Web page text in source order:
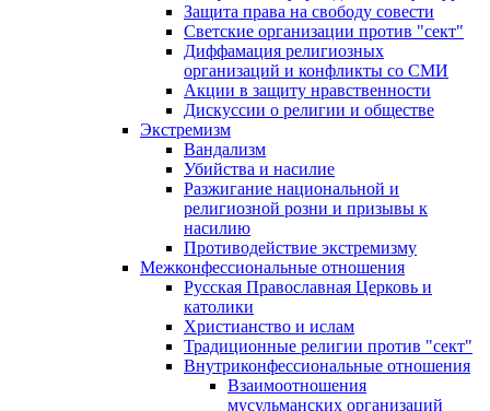
Защита права на свободу совести
Светские организации против "сект"
Диффамация религиозных
организаций и конфликты со СМИ
Акции в защиту нравственности
Дискуссии о религии и обществе
Экстремизм
Вандализм
Убийства и насилие
Разжигание национальной и
религиозной розни и призывы к
насилию
Противодействие экстремизму
Межконфессиональные отношения
Русская Православная Церковь и
католики
Христианство и ислам
Традиционные религии против "сект"
Внутриконфессиональные отношения
Взаимоотношения
мусульманских организаций